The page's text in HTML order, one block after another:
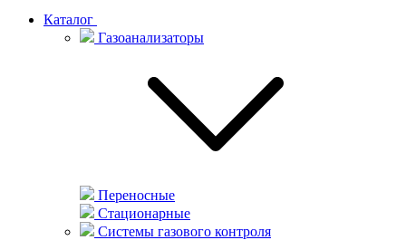
Каталог
Газоанализаторы
Переносные
Стационарные
Системы газового контроля